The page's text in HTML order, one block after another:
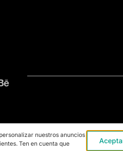
nuestros anuncios,
Ten en cuenta que